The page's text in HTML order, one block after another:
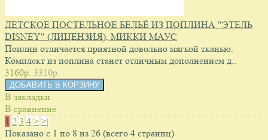
ДЕТСКОЕ ПОСТЕЛЬНОЕ БЕЛЬЁ ИЗ ПОПЛИНА "ЭТЕЛЬ
DISNEY" (ЛИЦЕНЗИЯ), МИККИ МАУС
Поплин отличается приятной довольно мягкой тканью.
Комплект из поплина станет отличным дополнением д..
3160p. 3310p.
В закладки
В сравнение
1 2 3 4 > >|
Показано с 1 по 8 из 26 (всего 4 страниц)